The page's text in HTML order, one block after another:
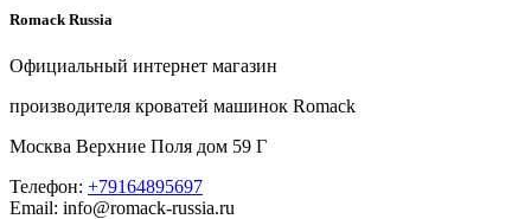
Romack Russia
Официальный интернет магазин
производителя кроватей машинок Romack
Москва Верхние Поля дом 59 Г
Телефон: +79164895697
Email: info@romack-russia.ru